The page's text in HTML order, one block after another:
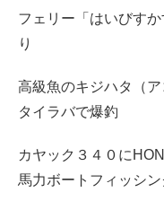
フェリー「はいびす
り
高級魚のキジハタ（
タイラバで爆釣
カヤック３４０に
馬力ボートフィッシン